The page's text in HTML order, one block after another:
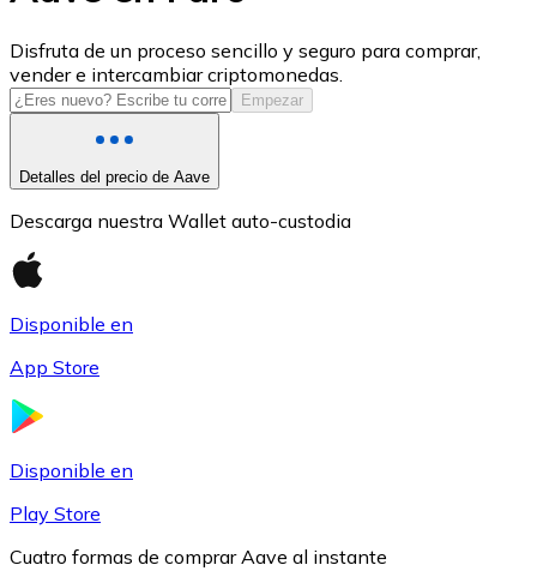
USD Coin
USDC
Disfruta de un proceso sencillo y seguro para comprar,
vender e intercambiar criptomonedas.
Empezar
Detalles del precio de Aave
Descarga nuestra Wallet auto-custodia
Disponible en
App Store
Disponible en
Play Store
Cuatro formas de comprar Aave al instante